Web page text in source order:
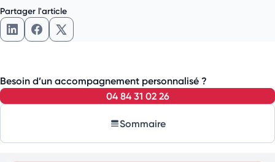
Partager l'article
Besoin d’un accompagnement personnalisé ?
04 84 31 02 26
Sommaire